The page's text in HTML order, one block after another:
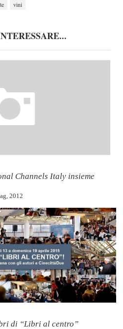
vini
Channels Italy insieme
2012
di “Libri al centro”